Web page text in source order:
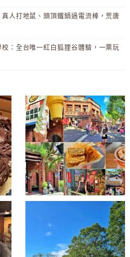
人打地鼠、頭頂鐵鍋過電流棒，荒唐
：全台唯一紅白狐狸谷體驗，一票玩